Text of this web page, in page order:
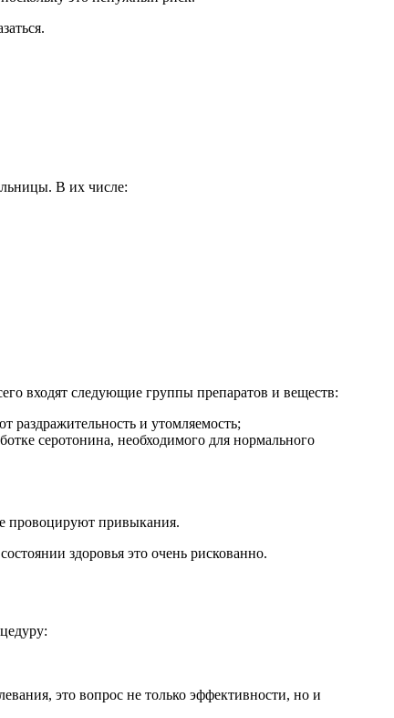
В их числе:
входят следующие группы препаратов и веществ:
и утомляемость;
серотонина, необходимого для нормального
провоцируют привыкания.
здоровья это очень рискованно.
это вопрос не только эффективности, но и